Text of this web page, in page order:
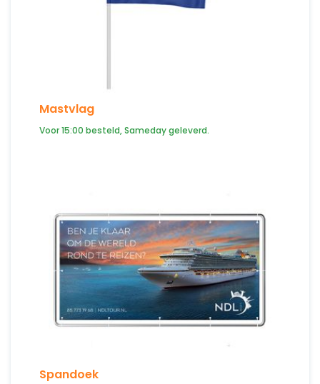
Mastvlag
Voor 15:00 besteld, Sameday geleverd.
Spandoek